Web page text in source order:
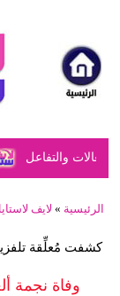
والتفاعل
الرئيسية » لايف
كشفت مُعلِّقة
وفاة نجمة